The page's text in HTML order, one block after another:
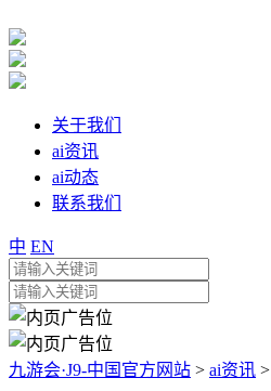
关于我们
ai资讯
ai动态
联系我们
中 EN
九游会·J9-中国官方网站 > ai资讯 >